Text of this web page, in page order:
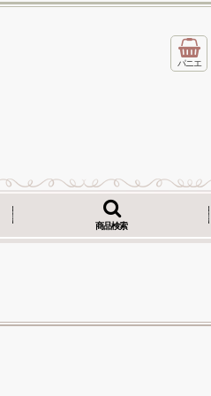
パニエ
商品検索